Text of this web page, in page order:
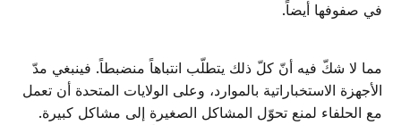
في صفوفها أيضاً.
مما لا شكّ فيه أنّ كلّ ذلك يتطلّب انتباهاً منضبطاً. فينبغي مدّ
الأجهزة الاستخباراتية بالموارد، وعلى الولايات المتحدة أن تعمل
مع الحلفاء لمنع تحوّل المشاكل الصغيرة إلى مشاكل كبيرة.